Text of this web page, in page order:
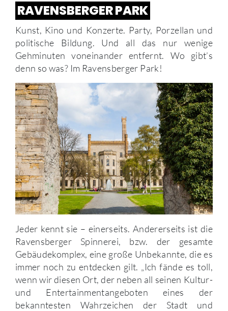
RAVENSBERGER PARK
Kunst, Kino und Konzerte. Party, Porzellan und
politische Bildung. Und all das nur wenige
Gehminuten voneinander entfernt. Wo gibt’s
denn so was? Im Ravensberger Park!
Jeder kennt sie – einerseits. Andererseits ist die
Ravensberger Spinnerei, bzw. der gesamte
Gebäudekomplex, eine große Unbekannte, die es
immer noch zu entdecken gilt. „Ich fände es toll,
wenn wir diesen Ort, der neben all seinen Kultur-
und Entertainmentangeboten eines der
bekanntesten Wahrzeichen der Stadt und